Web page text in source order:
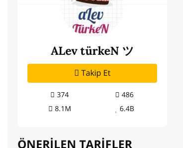
ALev türkeN ツ
Takip Et
374
486
8.1M
6.4B
ÖNERİLEN TARİFLER